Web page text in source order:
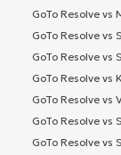
GoTo Resolve vs
GoTo Resolve vs
GoTo Resolve vs
GoTo Resolve vs
GoTo Resolve vs
GoTo Resolve vs
GoTo Resolve vs